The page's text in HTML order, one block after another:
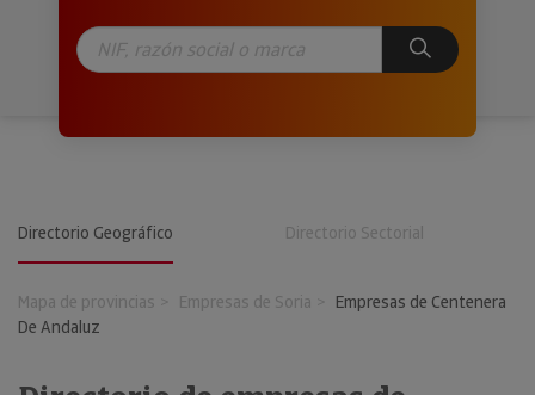
Directorio Geográfico Directorio Sectorial
Mapa de provincias Empresas de Soria
Empresas de Centenera
De Andaluz